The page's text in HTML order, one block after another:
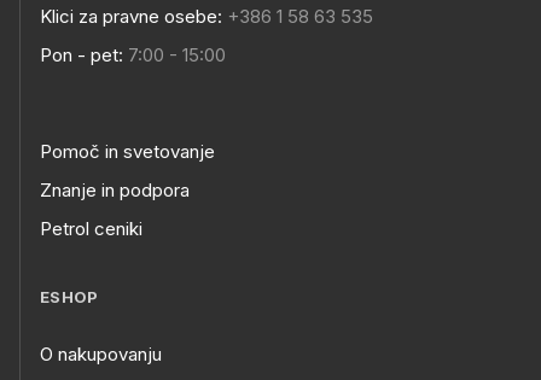
Klici za pravne osebe: +386 1 58 63 535
Pon - pet: 7:00 - 15:00
Pomoč in svetovanje
Znanje in podpora
Petrol ceniki
ESHOP
O nakupovanju